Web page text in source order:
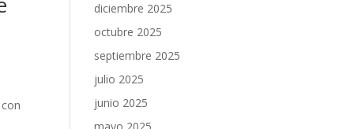
diciembre 2025
octubre 2025
septiembre 2025
julio 2025
junio 2025